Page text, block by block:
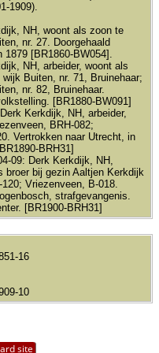
1909).
NH, woont als zoon te
nr. 27. Doorgehaald
[BR1860-BW054].
NH, arbeider, woont als
Buiten, nr. 71, Bruinehaar;
nr. 82, Bruinehaar.
[BR1880-BW091]
Kerkdijk, NH, arbeider,
BRH-082;
Vertrokken naar Utrecht, in
BRH31]
09: Derk Kerkdijk, NH,
broer bij gezin Aaltjen Kerkdijk
Vriezenveen, B-018.
strafgevangenis.
[BR1900-BRH31]
16
10
site